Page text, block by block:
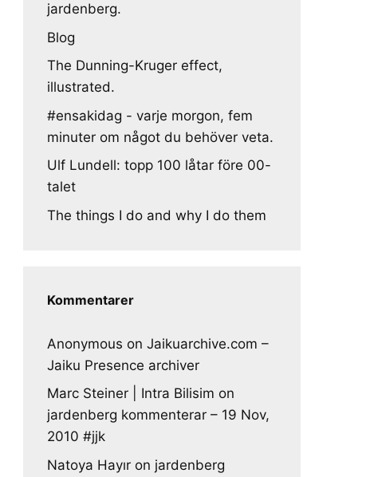
jardenberg.
Blog
The Dunning-Kruger effect,
illustrated.
#ensakidag - varje morgon, fem
minuter om något du behöver veta.
Ulf Lundell: topp 100 låtar före 00-
talet
The things I do and why I do them
Kommentarer
Anonymous on Jaikuarchive.com –
Jaiku Presence archiver
Marc Steiner | Intra Bilisim on
jardenberg kommenterar – 19 Nov,
2010 #jjk
Natoya Hayır on jardenberg